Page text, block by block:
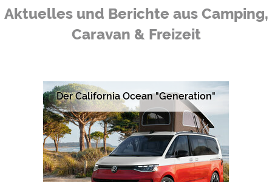
Aktuelles und Berichte aus Camping,
Caravan & Freizeit
Der California Ocean "Generation"